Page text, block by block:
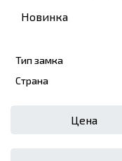
Новинка
Тип замка
Страна
Цена